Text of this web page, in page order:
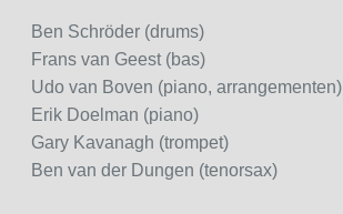
Ben Schröder (drums)
Frans van Geest (bas)
Udo van Boven (piano, arrangementen)
Erik Doelman (piano)
Gary Kavanagh (trompet)
Ben van der Dungen (tenorsax)